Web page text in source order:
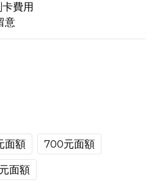
費用
意
面額 700元面額
面額